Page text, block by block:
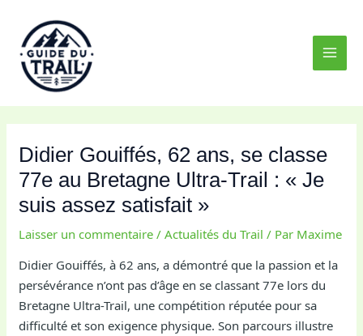
contenu
Didier Gouiffés, 62 ans, se classe
77e au Bretagne Ultra-Trail : « Je
suis assez satisfait »
Laisser un commentaire /Actualités du Trail / Par Maxime
Didier Gouiffés, à 62 ans, a démontré que la passion et la
persévérance n’ont pas d’âge en se classant 77e lors du
Bretagne Ultra-Trail, une compétition réputée pour sa
difficulté et son exigence physique. Son parcours illustre